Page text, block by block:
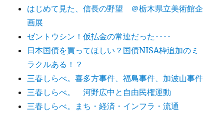
はじめて見た、信長の野望 ＠栃木県立美術館企
画展
ゼントウシン！仮払金の常連だった････
日本国債を買ってほしい？国債NISA枠追加のミ
ラクルある！？
三春しらべ。喜多方事件、福島事件、加波山事件
三春しらべ。 河野広中と自由民権運動
三春しらべ。まち・経済・インフラ・流通